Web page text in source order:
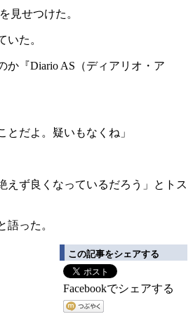
見せつけた。
た。
『Diario AS（ディアリオ・ア
だよ。疑いもなくね」
えず良くなっているだろう」とトス
った。
この記事をシェアする
Facebookでシェアする